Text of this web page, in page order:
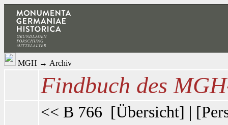
MGH → Archiv
Findbuch des
<< B 766 [Übersicht] | [